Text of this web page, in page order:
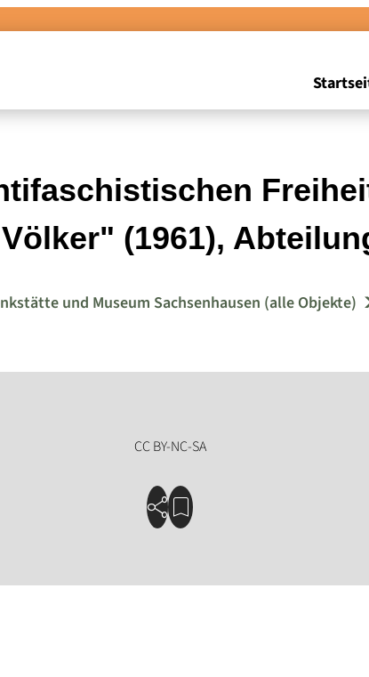
(1961),
und Museum Sachsenhausen (alle Objekte)